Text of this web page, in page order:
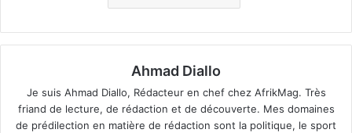
Ahmad Diallo
Je suis Ahmad Diallo, Rédacteur en chef chez AfrikMag. Très
friand de lecture, de rédaction et de découverte. Mes domaines
de prédilection en matière de rédaction sont la politique, le sport